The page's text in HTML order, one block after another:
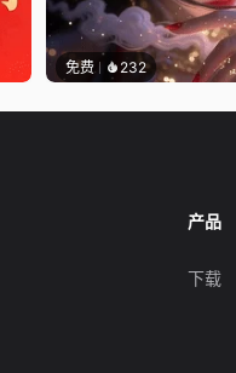
免费 232
产品
下载